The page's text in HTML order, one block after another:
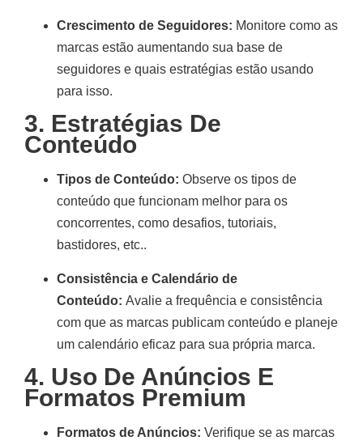
Crescimento de Seguidores: Monitore como as
marcas estão aumentando sua base de
seguidores e quais estratégias estão usando
para isso.
3. Estratégias De
Conteúdo
Tipos de Conteúdo: Observe os tipos de
conteúdo que funcionam melhor para os
concorrentes, como desafios, tutoriais,
bastidores, etc..
Consistência e Calendário de
Conteúdo: Avalie a frequência e consistência
com que as marcas publicam conteúdo e planeje
um calendário eficaz para sua própria marca.
4. Uso De Anúncios E
Formatos Premium
Formatos de Anúncios: Verifique se as marcas